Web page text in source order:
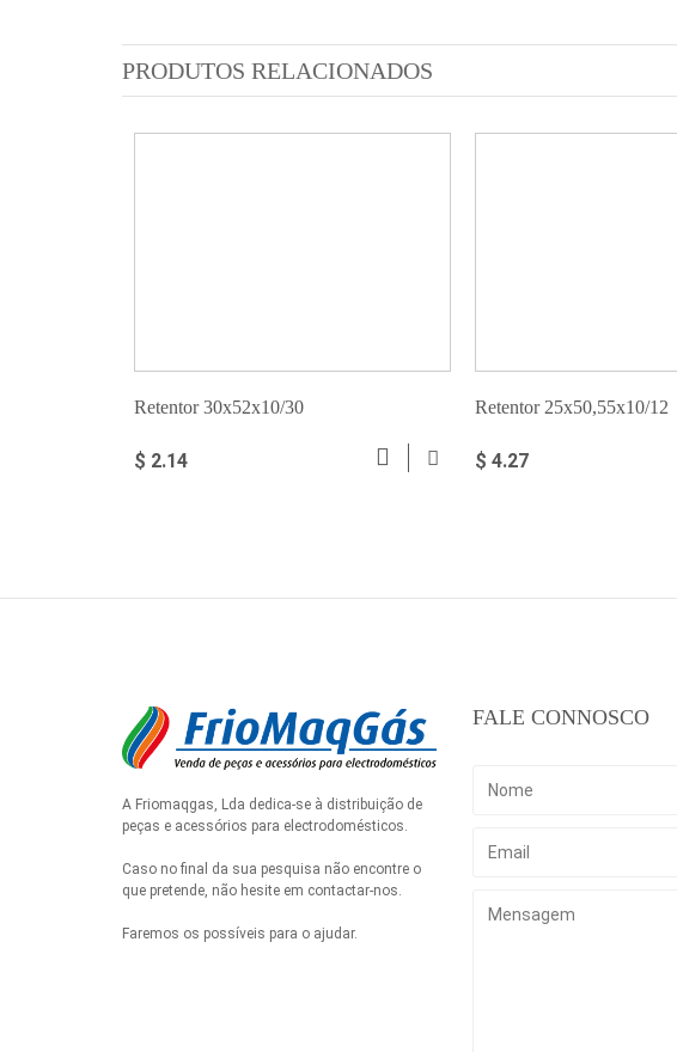
PRODUTOS RELACIONADOS
Retentor 30x52x10/30
$ 2.14
Retentor 25x50,55x10/12
$ 4.27
A Friomaqgas, Lda dedica-se à distribuição de
peças e acessórios para electrodomésticos.
Caso no final da sua pesquisa não encontre o
que pretende, não hesite em contactar-nos.
Faremos os possíveis para o ajudar.
FALE CONNOSCO